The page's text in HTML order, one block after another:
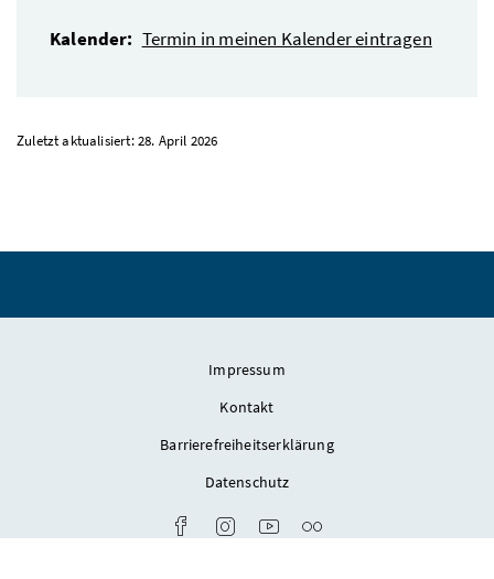
Kalender: Termin in meinen Kalender eintragen
Zuletzt aktualisiert: 28. April 2026
Impressum
Kontakt
Barrierefreiheitserklärung
Datenschutz
Link zum Facebook-Konto des
Link zum Instagram-Account des
Link zum Youtube-Kanal des